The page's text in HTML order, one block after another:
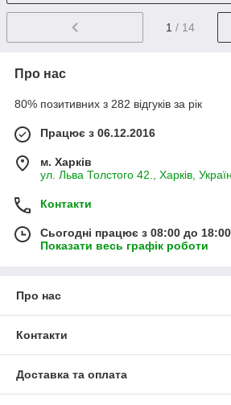
1 / 14
Про нас
80% позитивних з 282 відгуків за рік
Працює з 06.12.2016
м. Харків
ул. Льва Толстого 42., Харків,
Контакти
Сьогодні працює з 08:00 до 18:00
Показати весь графік роботи
Про нас
Контакти
Доставка та оплата